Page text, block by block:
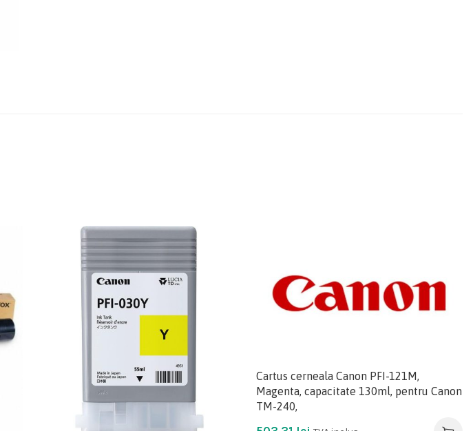
Cartus cerneala Canon PFI-121M,
Magenta, capacitate 130ml, pentru Canon
TM-240,